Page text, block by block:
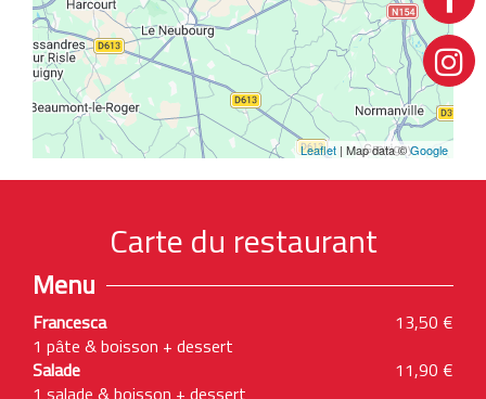
Leaflet | Map data ©Google
Carte du restaurant
Menu
Francesca
13,50 €
1 pâte & boisson + dessert
Salade
11,90 €
1 salade & boisson + dessert